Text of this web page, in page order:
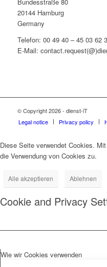
20144 Hamburg
Germany
Telefon: 00 49 40 – 45 03 62
E-Mail:
© Copyright 2026 - dienst-iT
Legal notice
Privacy policy
Diese Seite verwendet Cookies.
die Verwendung von Cookies zu.
Alle akzeptieren Ablehnen
Cookie and Privacy
Wie wir Cookies verwenden